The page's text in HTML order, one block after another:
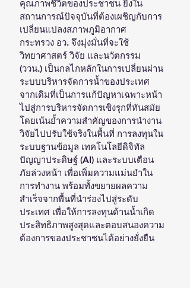
คุณภาพชีวิตของประชาชน ยิ่งใน
สถานการณ์ปัจจุบันที่ต้องเผชิญกับการ
เปลี่ยนแปลงสภาพภูมิอากาศ
กระทรวง อว. จึงมุ่งมั่นที่จะใช้
วิทยาศาสตร์ วิจัย และนวัตกรรม
(ววน.) เป็นกลไกหลักในการเปลี่ยนผ่าน
ระบบบริหารจัดการน้ำของประเทศ
จากเดิมที่เป็นการแก้ปัญหาเฉพาะหน้า
ไปสู่การบริหารจัดการเชิงรุกที่ทันสมัย
โดยเน้นย้ำความสำคัญของการนำงาน
วิจัยไปปรับใช้จริงในพื้นที่ การลงทุนใน
ระบบฐานข้อมูล เทคโนโลยีดิจิทัล
ปัญญาประดิษฐ์ (AI) และระบบเตือน
ภัยล่วงหน้า เพื่อเพิ่มความแม่นยำใน
การทำงาน พร้อมทั้งขยายผลความ
สำเร็จจากพื้นที่นำร่องไปสู่ระดับ
ประเทศ เพื่อให้การลงทุนด้านน้ำเกิด
ประสิทธิภาพสูงสุดและตอบสนองความ
ต้องการของประชาชนได้อย่างยั่งยืน